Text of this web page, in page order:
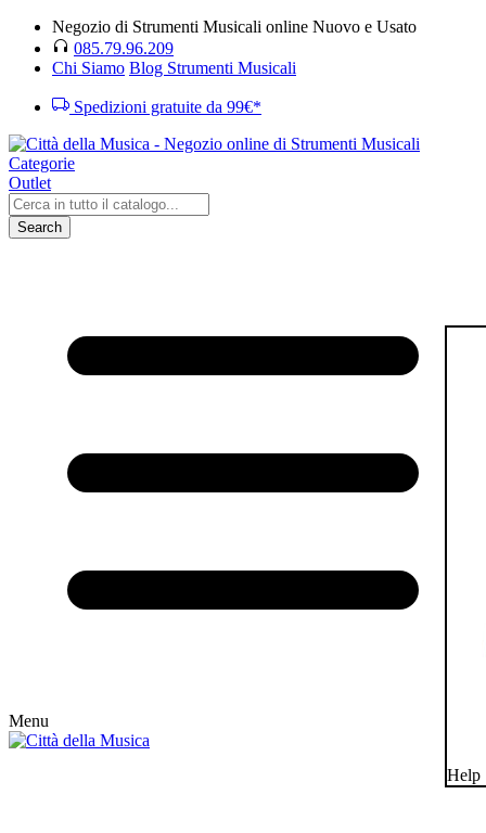
Negozio di Strumenti Musicali online Nuovo e Usato
085.79.96.209
Chi Siamo Blog Strumenti Musicali
Spedizioni gratuite da 99€*
Categorie
Outlet
Search
Menu
Help